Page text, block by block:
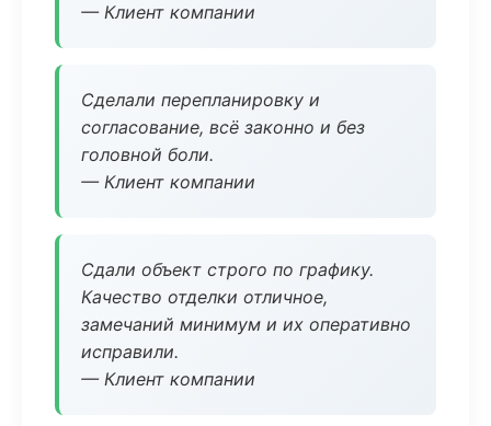
— Клиент компании
Сделали перепланировку и
согласование, всё законно и без
головной боли.
— Клиент компании
Сдали объект строго по графику.
Качество отделки отличное,
замечаний минимум и их оперативно
исправили.
— Клиент компании